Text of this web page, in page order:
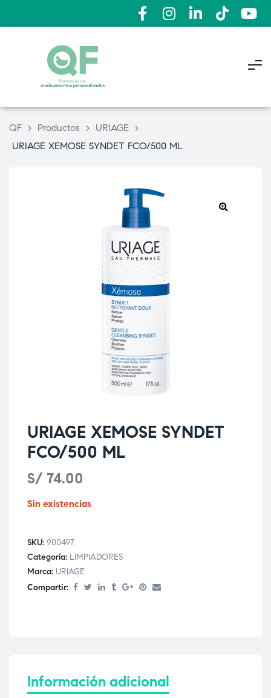
QF > Productos > URIAGE
>
URIAGE XEMOSE SYNDET FCO/500 ML
URIAGE XEMOSE SYNDET
FCO/500 ML
S/ 74.00
Sin existencias
SKU: 900497
Categoría: LIMPIADORES
Marca: URIAGE
Compartir:
Información adicional